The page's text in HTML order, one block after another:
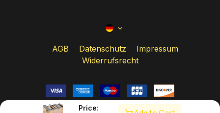
Price:
AGB Datenschutz
Impressum
Widerrufsrecht